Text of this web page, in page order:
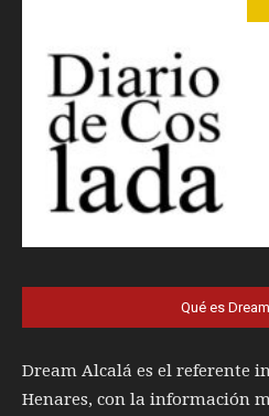
Qué es
Dream Alcalá es el referente
Henares, con la información